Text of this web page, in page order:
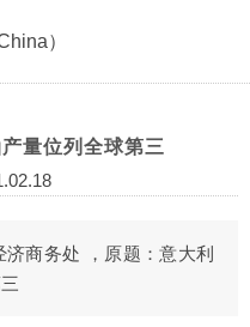
）
量位列全球第三
商务处 ，原题：意大利